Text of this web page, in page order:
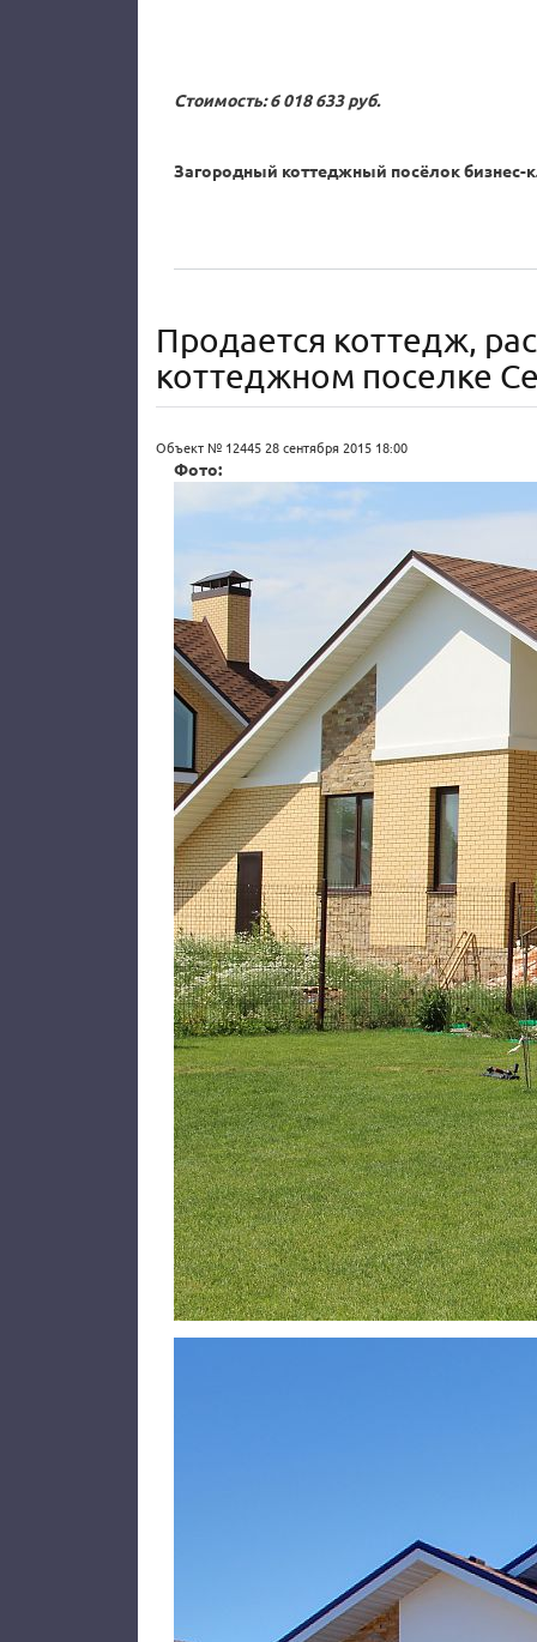
Стоимость: 6 018 633 руб.
Загородный коттеджный посёлок бизнес-
Продается коттедж,
коттеджном поселке
Объект № 1244528 сентября 2015 18:00
Фото: